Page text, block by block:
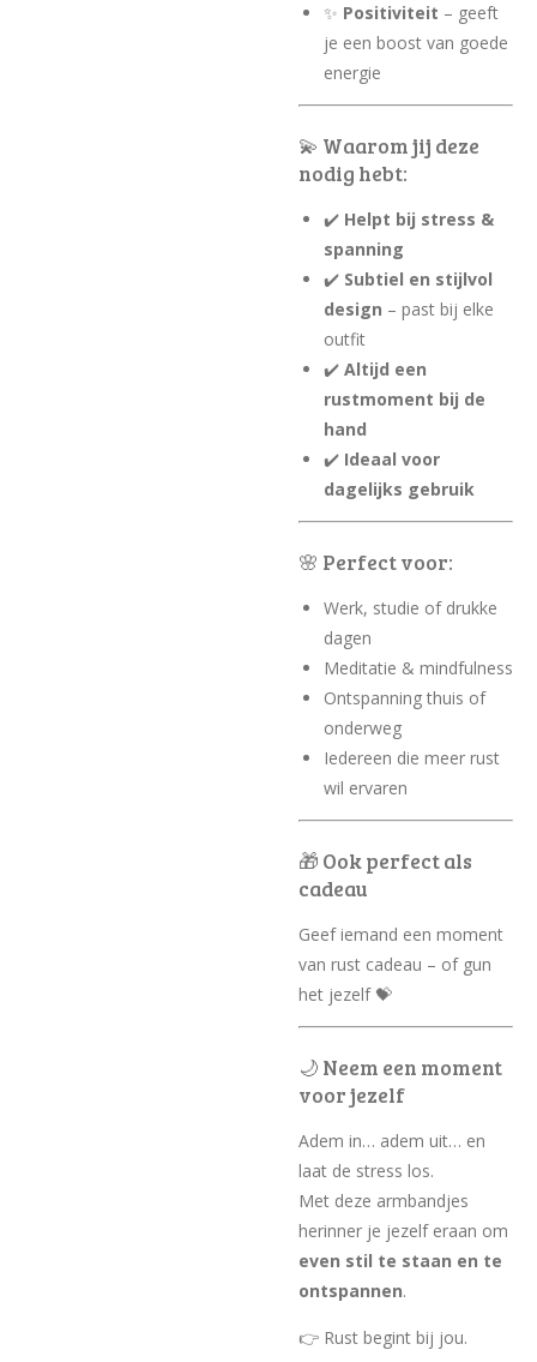
✨ Positiviteit – geeft
je een boost van goede
energie
💫 Waarom jij deze
nodig hebt:
✔️ Helpt bij stress &
spanning
✔️ Subtiel en stijlvol
design – past bij elke
outfit
✔️ Altijd een
rustmoment bij de
hand
✔️ Ideaal voor
dagelijks gebruik
🌸 Perfect voor:
Werk, studie of drukke
dagen
Meditatie & mindfulness
Ontspanning thuis of
onderweg
Iedereen die meer rust
wil ervaren
🎁 Ook perfect als
cadeau
Geef iemand een moment
van rust cadeau – of gun
het jezelf 💝
🌙 Neem een moment
voor jezelf
Adem in… adem uit… en
laat de stress los.
Met deze armbandjes
herinner je jezelf eraan om
even stil te staan en te
ontspannen.
👉 Rust begint bij jou.